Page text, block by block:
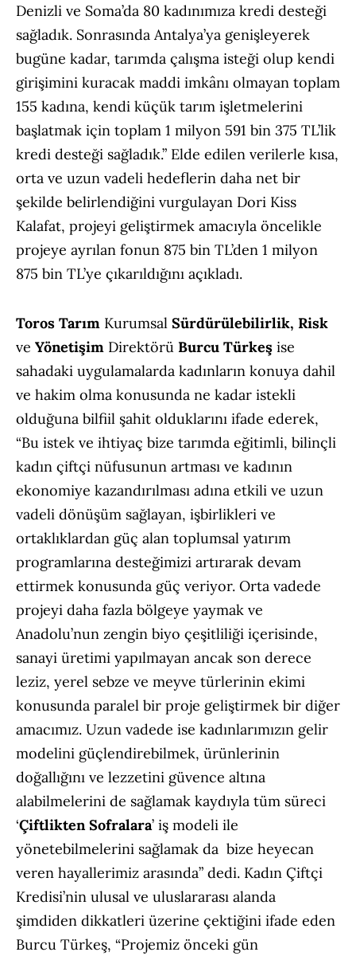
Denizli ve Soma’da 80 kadınımıza kredi desteği
sağladık. Sonrasında Antalya’ya genişleyerek
bugüne kadar, tarımda çalışma isteği olup kendi
girişimini kuracak maddi imkânı olmayan toplam
155 kadına, kendi küçük tarım işletmelerini
başlatmak için toplam 1 milyon 591 bin 375 TL’lik
kredi desteği sağladık.” Elde edilen verilerle kısa,
orta ve uzun vadeli hedeflerin daha net bir
şekilde belirlendiğini vurgulayan Dori Kiss
Kalafat, projeyi geliştirmek amacıyla öncelikle
projeye ayrılan fonun 875 bin TL’den 1 milyon
875 bin TL’ye çıkarıldığını açıkladı.
Toros Tarım Kurumsal Sürdürülebilirlik, Risk
ve Yönetişim Direktörü Burcu Türkeş ise
sahadaki uygulamalarda kadınların konuya dahil
ve hakim olma konusunda ne kadar istekli
olduğuna bilfiil şahit olduklarını ifade ederek,
“Bu istek ve ihtiyaç bize tarımda eğitimli, bilinçli
kadın çiftçi nüfusunun artması ve kadının
ekonomiye kazandırılması adına etkili ve uzun
vadeli dönüşüm sağlayan, işbirlikleri ve
ortaklıklardan güç alan toplumsal yatırım
programlarına desteğimizi artırarak devam
ettirmek konusunda güç veriyor. Orta vadede
projeyi daha fazla bölgeye yaymak ve
Anadolu’nun zengin biyo çeşitliliği içerisinde,
sanayi üretimi yapılmayan ancak son derece
leziz, yerel sebze ve meyve türlerinin ekimi
konusunda paralel bir proje geliştirmek bir diğer
amacımız. Uzun vadede ise kadınlarımızın gelir
modelini güçlendirebilmek, ürünlerinin
doğallığını ve lezzetini güvence altına
alabilmelerini de sağlamak kaydıyla tüm süreci
‘Çiftlikten Sofralara’ iş modeli ile
yönetebilmelerini sağlamak da bize heyecan
veren hayallerimiz arasında” dedi. Kadın Çiftçi
Kredisi’nin ulusal ve uluslararası alanda
şimdiden dikkatleri üzerine çektiğini ifade eden
Burcu Türkeş, “Projemiz önceki gün